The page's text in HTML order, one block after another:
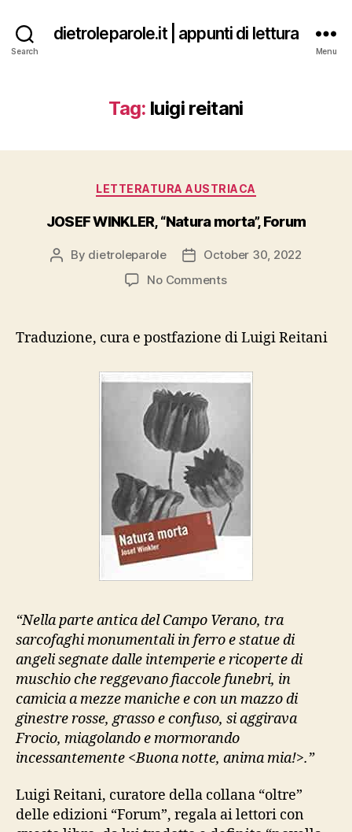
Search
dietroleparole.it | appunti di lettura
Menu
Tag: luigi reitani
Categories
LETTERATURA AUSTRIACA
JOSEF WINKLER, “Natura morta”, Forum
Post
By dietroleparole
PostOctober 30, 2022
No Commentson
“Natura
morta”,
Traduzione, cura e postfazione di Luigi Reitani
“Nella parte antica del Campo Verano, tra
sarcofaghi monumentali in ferro e statue di
angeli segnate dalle intemperie e ricoperte di
muschio che reggevano fiaccole funebri, in
camicia a mezze maniche e con un mazzo di
ginestre rosse, grasso e confuso, si aggirava
Frocio, miagolando e mormorando
incessantemente <Buona notte, anima mia!>.”
Luigi Reitani, curatore della collana “oltre”
delle edizioni “Forum”, regala ai lettori con